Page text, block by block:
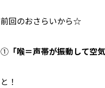
前回のおさらいから☆
① 「喉＝声帯が振動して空
と！